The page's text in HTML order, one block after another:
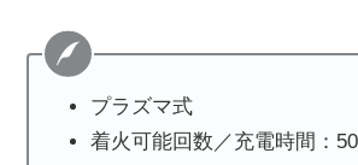
プラズマ式
着火可能回数／充電時間：